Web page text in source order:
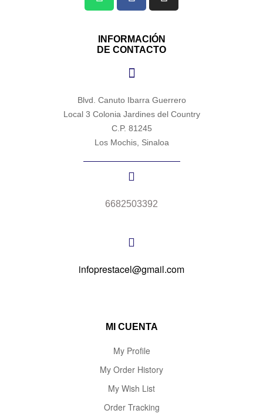
INFORMACIÓN
DE CONTACTO
Blvd. Canuto Ibarra Guerrero
Local 3 Colonia Jardines del Country
C.P. 81245
Los Mochis, Sinaloa
6682503392
infoprestacel@gmail.com
MI CUENTA
My Profile
My Order History
My Wish List
Order Tracking